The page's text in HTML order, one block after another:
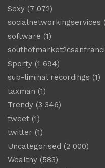
Sexy (7 072)
socialnetworkingservices
software (1)
Sporty (1 694)
sub-liminal recordings (1)
taxman (1)
Trendy (3 346)
tweet (1)
twitter (1)
Uncategorised (2 000)
Wealthy (583)